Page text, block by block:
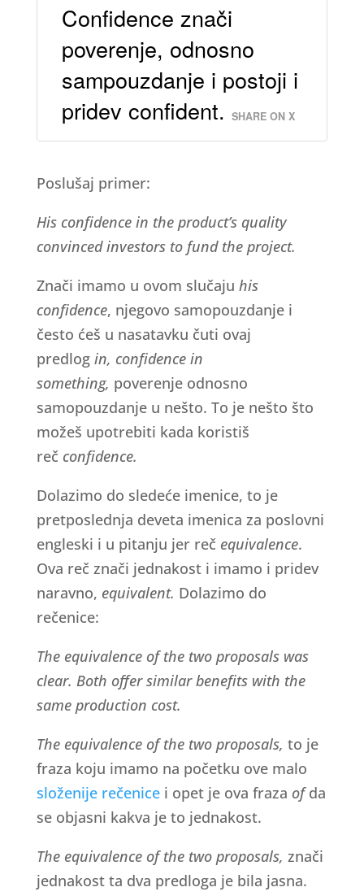
Confidence znači
poverenje, odnosno
sampouzdanje i postoji i
pridev confident. SHARE ON X
Poslušaj primer:
His confidence in the product’s quality
convinced investors to fund the project.
Znači imamo u ovom slučaju his
confidence, njegovo samopouzdanje i
često ćeš u nasatavku čuti ovaj
predlog in, confidence in
something, poverenje odnosno
samopouzdanje u nešto. To je nešto što
možeš upotrebiti kada koristiš
reč confidence.
Dolazimo do sledeće imenice, to je
pretposlednja deveta imenica za poslovni
engleski i u pitanju jer reč equivalence.
Ova reč znači jednakost i imamo i pridev
naravno, equivalent. Dolazimo do
rečenice:
The equivalence of the two proposals was
clear. Both offer similar benefits with the
same production cost.
The equivalence of the two proposals, to je
fraza koju imamo na početku ove malo
složenije rečenicei opet je ova fraza ofda
se objasni kakva je to jednakost.
The equivalence of the two proposals, znači
jednakost ta dva predloga je bila jasna.